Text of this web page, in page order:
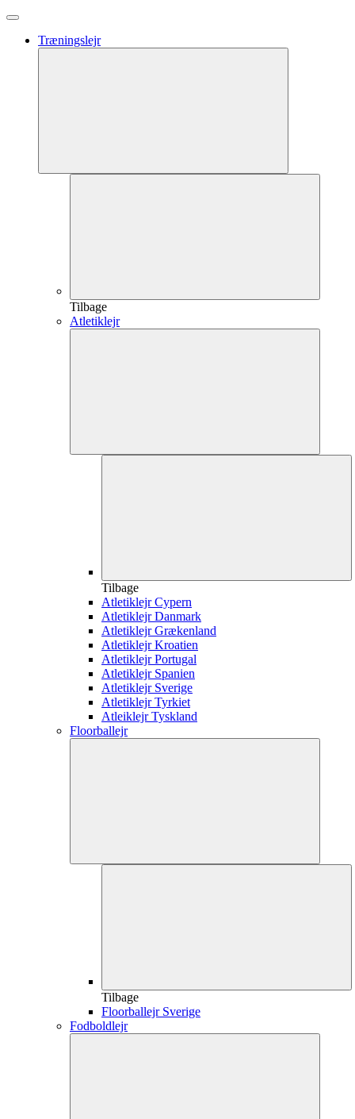
Træningslejr
Tilbage
Atletiklejr
Tilbage
Atletiklejr Cypern
Atletiklejr Danmark
Atletiklejr Grækenland
Atletiklejr Kroatien
Atletiklejr Portugal
Atletiklejr Spanien
Atletiklejr Sverige
Atletiklejr Tyrkiet
Atleiklejr Tyskland
Floorballejr
Tilbage
Floorballejr Sverige
Fodboldlejr